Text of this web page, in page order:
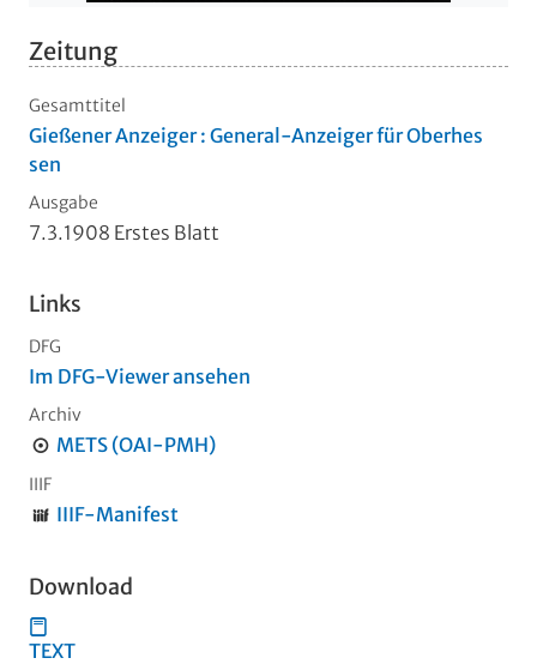
Zeitung
Gesamttitel
Gießener Anzeiger : General-Anzeiger für Oberhes
sen
Ausgabe
7.3.1908 Erstes Blatt
Links
DFG
Im DFG-Viewer ansehen
Archiv
METS (OAI-PMH)
IIIF
IIIF-Manifest
Download
TEXT